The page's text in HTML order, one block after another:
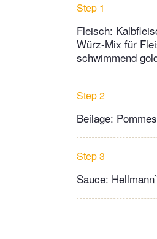
Step 1
Fleisch:
Würz-Mix für
schwimmend
Step 2
Beilage:
Step 3
Sauce: